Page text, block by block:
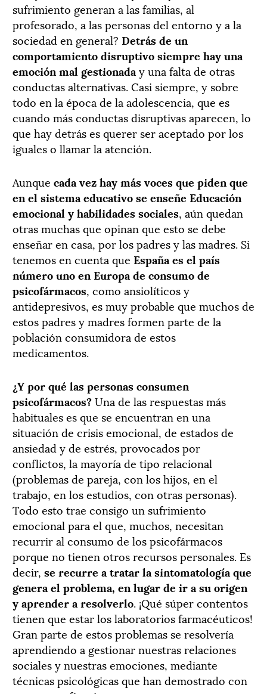
sufrimiento generan a las familias, al
profesorado, a las personas del entorno y a la
sociedad en general? Detrás de un
comportamiento disruptivo siempre hay una
emoción mal gestionada y una falta de otras
conductas alternativas. Casi siempre, y sobre
todo en la época de la adolescencia, que es
cuando más conductas disruptivas aparecen, lo
que hay detrás es querer ser aceptado por los
iguales o llamar la atención.
Aunque cada vez hay más voces que piden que
en el sistema educativo se enseñe Educación
emocional y habilidades sociales, aún quedan
otras muchas que opinan que esto se debe
enseñar en casa, por los padres y las madres. Si
tenemos en cuenta que España es el país
número uno en Europa de consumo de
psicofármacos, como ansiolíticos y
antidepresivos, es muy probable que muchos de
estos padres y madres formen parte de la
población consumidora de estos
medicamentos.
¿Y por qué las personas consumen
psicofármacos?Una de las respuestas más
habituales es que se encuentran en una
situación de crisis emocional, de estados de
ansiedad y de estrés, provocados por
conflictos, la mayoría de tipo relacional
(problemas de pareja, con los hijos, en el
trabajo, en los estudios, con otras personas).
Todo esto trae consigo un sufrimiento
emocional para el que, muchos, necesitan
recurrir al consumo de los psicofármacos
porque no tienen otros recursos personales. Es
decir, se recurre a tratar la sintomatología que
genera el problema, en lugar de ir a su origen
y aprender a resolverlo. ¡Qué súper contentos
tienen que estar los laboratorios farmacéuticos!
Gran parte de estos problemas se resolvería
aprendiendo a gestionar nuestras relaciones
sociales y nuestras emociones, mediante
técnicas psicológicas que han demostrado con